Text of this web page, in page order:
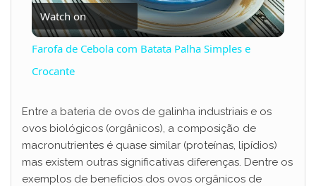
l
y
V
Watch on
Farofa de Cebola com Batata Palha Simples e
Crocante
Entre a bateria de ovos de galinha industriais e os
ovos biológicos (orgânicos), a composição de
macronutrientes é quase similar (proteínas, lipídios)
mas existem outras significativas diferenças. Dentre os
exemplos de benefícios dos ovos orgânicos de